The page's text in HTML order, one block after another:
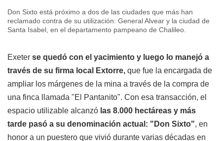
Don Sixto está próximo a dos de las ciudades que más han
reclamado contra de su utilización: General Alvear y la ciudad de
Santa Isabel, en el departamento pampeano de Chalileo.
Exeter se quedó con el yacimiento y luego lo manejó a
través de su firma local Extorre, que fue la encargada de
ampliar los márgenes de la mina a través de la compra de
una finca llamada "El Pantanito". Con esa transacción, el
espacio utilizable alcanzó las 8.000 hectáreas y más
tarde pasó a su denominación actual: "Don Sixto", en
honor a un puestero que vivió durante varias décadas en